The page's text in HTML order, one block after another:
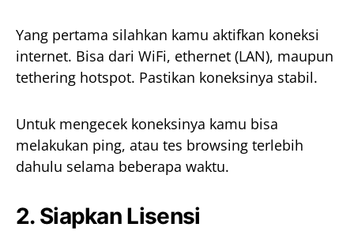
Yang pertama silahkan kamu aktifkan koneksi
internet. Bisa dari WiFi, ethernet (LAN), maupun
tethering hotspot. Pastikan koneksinya stabil.
Untuk mengecek koneksinya kamu bisa
melakukan ping, atau tes browsing terlebih
dahulu selama beberapa waktu.
2. Siapkan Lisensi